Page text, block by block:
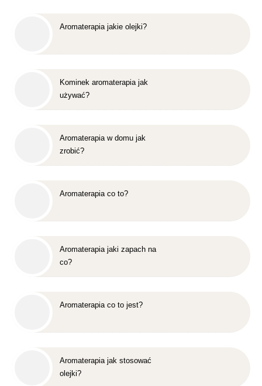
Aromaterapia jakie olejki?
Kominek aromaterapia jak
używać?
Aromaterapia w domu jak
zrobić?
Aromaterapia co to?
Aromaterapia jaki zapach na
co?
Aromaterapia co to jest?
Aromaterapia jak stosować
olejki?